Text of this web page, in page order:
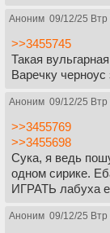
Аноним 09/12/25 Втр
>>3455745
Такая
Варечку черноус
Аноним 09/12/25 Втр
>>3455769
>>3455698
Сука, я ведь
одном сирике.
ИГРАТЬ лабуха
Аноним 09/12/25 Втр